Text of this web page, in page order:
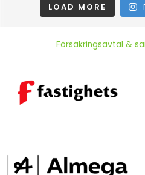
LOAD MORE
Försäkringsavtal &